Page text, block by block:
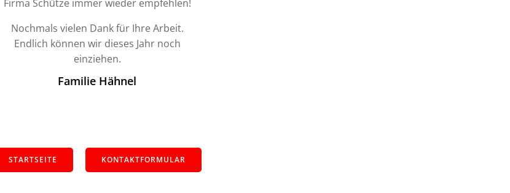
Firma Schütze immer wieder empfehlen!
Nochmals vielen Dank für Ihre Arbeit.
Endlich können wir dieses Jahr noch
einziehen.
Familie Hähnel
STARTSEITE KONTAKTFORMULAR